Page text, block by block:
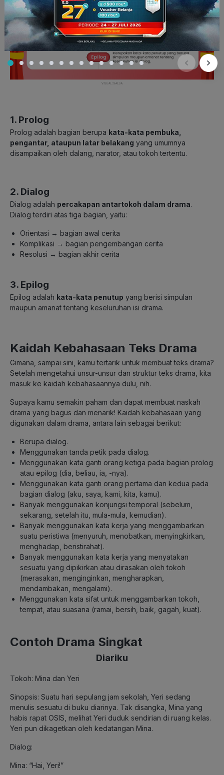
1. Prolog
Prolog adalah bagian berupa kata-kata pembuka,
pengantar, ataupun latar belakang yang umumnya
disampaikan oleh dalang, narator, atau tokoh tertentu.
2. Dialog
Dialog adalah percakapan antartokoh dalam drama.
Dialog terdiri atas tiga bagian, yaitu:
Orientasi → bagian awal cerita
Komplikasi → bagian pengembangan cerita
Resolusi → bagian akhir cerita
3. Epilog
Epilog adalah kata-kata penutup yang berisi simpulan
maupun amanat tentang keseluruhan isi drama.
Kaidah Kebahasaan Teks Drama
Gimana, sampai sini, kamu tertarik untuk membuat teks drama?
Setelah mengetahui unsur-unsur dan struktur teks drama, kita
masuk ke kaidah kebahasaannya dulu, nih.
Supaya kamu semakin paham dan dapat membuat naskah
drama yang bagus dan menarik! Kaidah kebahasaan yang
digunakan dalam drama, antara lain sebagai berikut:
Berupa dialog.
Menggunakan tanda petik pada dialog.
Menggunakan kata ganti orang ketiga pada bagian prolog
atau epilog (dia, beliau, ia, -nya).
Menggunakan kata ganti orang pertama dan kedua pada
bagian dialog (aku, saya, kami, kita, kamu).
Banyak menggunakan konjungsi temporal (sebelum,
sekarang, setelah itu, mula-mula, kemudian).
Banyak menggunakan kata kerja yang menggambarkan
suatu peristiwa (menyuruh, menobatkan, menyingkirkan,
menghadap, beristirahat).
Banyak menggunakan kata kerja yang menyatakan
sesuatu yang dipikirkan atau dirasakan oleh tokoh
(merasakan, menginginkan, mengharapkan,
mendambakan, mengalami).
Menggunakan kata sifat untuk menggambarkan tokoh,
tempat, atau suasana (ramai, bersih, baik, gagah, kuat).
Contoh Drama Singkat
Diariku
Tokoh: Mina dan Yeri
Sinopsis: Suatu hari sepulang jam sekolah, Yeri sedang
menulis sesuatu di buku diarinya. Tak disangka, Mina yang
habis rapat OSIS, melihat Yeri duduk sendirian di ruang kelas.
Yeri pun dikagetkan oleh kedatangan Mina.
Dialog:
Mina: “Hai, Yeri!”